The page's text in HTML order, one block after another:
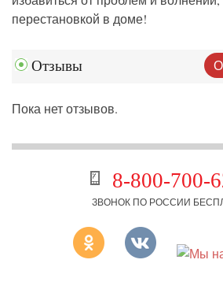
перестановкой в доме!
Отзывы
Пока нет отзывов.
8-800-700-
ЗВОНОК ПО РОССИИ